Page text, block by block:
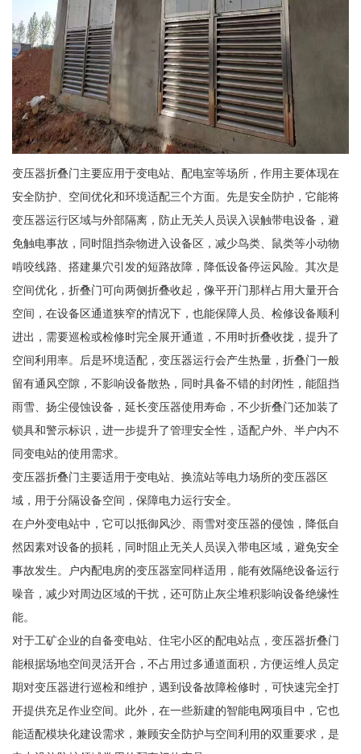
变压器折叠门主要应用于变电站、配电室等场所，作用主要体现在
安全防护、空间优化和环境适配三个方面。先是安全防护，它能将
变压器运行区域与外部隔离，防止无关人员误入误触带电设备，避
免触电事故，同时阻挡杂物进入设备区，减少鸟类、鼠类等小动物
啃咬线路、搭建巢穴引发的短路故障，降低设备停运风险。其次是
空间优化，折叠门可向两侧折叠收起，像平开门那样占用大量开合
空间，在设备区通道狭窄的情况下，也能保障人员、检修设备顺利
进出，需要巡检或检修时完全展开通道，不用时折叠收拢，提升了
空间利用率。后是环境适配，变压器运行会产生热量，折叠门一般
留有通风空隙，不影响设备散热，同时具备不错的封闭性，能阻挡
雨雪、扬尘侵蚀设备，延长变压器使用寿命，不少折叠门还加装了
锁具和警示标识，进一步提升了管理安全性，适配户外、半户内不
同变电站的使用需求。
变压器折叠门主要适用于变电站、换流站等电力场所的变压器区
域，用于分隔设备空间，保障电力运行安全。
在户外变电站中，它可以抵御风沙、雨雪对变压器的侵蚀，降低自
然因素对设备的损耗，同时阻止无关人员误入带电区域，避免安全
事故发生。户内配电房的变压器室同样适用，能有效隔绝设备运行
噪音，减少对周边区域的干扰，还可防止灰尘堆积影响设备绝缘性
能。
对于工矿企业的自备变电站、住宅小区的配电站点，变压器折叠门
能根据场地空间灵活开合，不占用过多通道面积，方便运维人员定
期对变压器进行巡检和维护，遇到设备故障检修时，可快速完全打
开提供充足作业空间。此外，在一些新建的智能电网项目中，它也
能适配模块化建设需求，兼顾安全防护与空间利用的双重要求，是